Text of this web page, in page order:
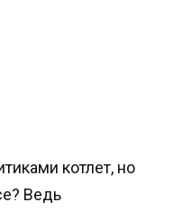
котлет, но
Ведь